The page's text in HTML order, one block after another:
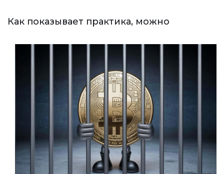
Как показывает практика, можно